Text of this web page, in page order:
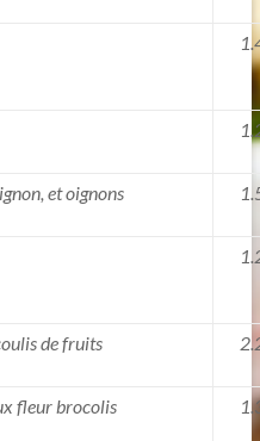
et oignons
de fruits
fleur brocolis